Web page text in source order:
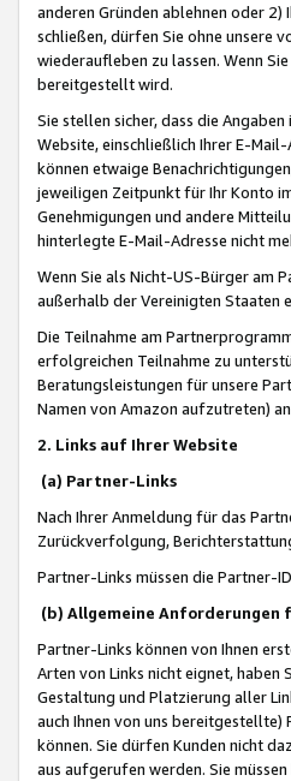
anderen Gründen ablehnen oder
schließen, dürfen Sie ohne unsere
wiederaufleben zu lassen. Wenn
bereitgestellt wird.
Sie stellen sicher, dass die
Website, einschließlich Ihrer E-
können etwaige
jeweiligen Zeitpunkt für Ihr Konto
Genehmigungen und andere
hinterlegte E-Mail-Adresse nicht
Wenn Sie als Nicht-US-Bürger am
außerhalb der Vereinigten Staaten
Die Teilnahme am
erfolgreichen Teilnahme zu
Beratungsleistungen für unsere
Namen von Amazon aufzutreten)
2. Links auf Ihrer Website
(a) Partner-Links
Nach Ihrer Anmeldung für das
Zurückverfolgung,
Partner-Links müssen die Partner-
(b) Allgemeine Anforderungen
Partner-Links können von Ihnen
Arten von Links nicht eignet, haben
Gestaltung und Platzierung aller
auch Ihnen von uns
können. Sie dürfen Kunden nicht
aus aufgerufen werden. Sie